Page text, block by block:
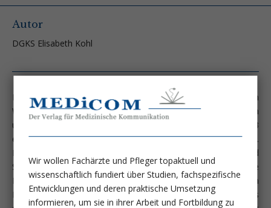
Autor
DGKS Elisabeth Kohl
Nach den ersten Anfängen der Peritonealdialyse am neuen
Wiener Allgemeinen Krankenhaus an der Akut-Dialyse-Station
und in der nephrologischen Ambulanz wurde im Frühjahr 1993
eine eigene räumliche Einheit auf der Station 13H2 geschaffen.
Ein wichtiges Ziel unserer Tätigkeit ist es, Konzepte und
Strategien zu entwickeln und zu aktualisieren, die sich auf die
Pflege und Therapie von chronisch niereninsuffizienten
Patienten, die einer Peritoenaldialyse bedürfen, beziehen. Dass
Wir wollen Fachärzte und Pfleger topaktuell und
wissenschaftlich fundiert über Studien, fachspezifische
Entwicklungen und deren praktische Umsetzung
informieren, um sie in ihrer Arbeit und Fortbildung zu